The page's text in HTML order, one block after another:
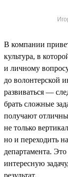
В компании
культура, в
и личному
до волонтерской
развиваться —
брать сложные
получают
не только
но и переходить
департамента.
интересную
результат.